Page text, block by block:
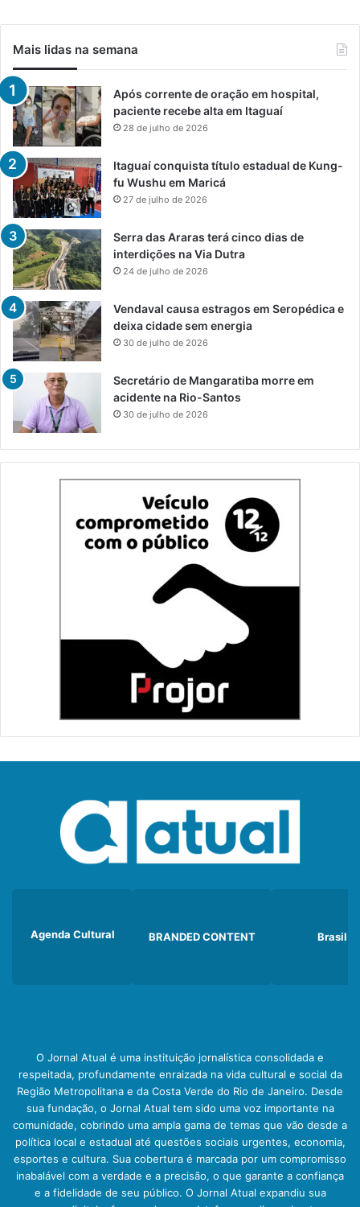
Mais lidas na semana
Após corrente de oração em hospital,
paciente recebe alta em Itaguaí
28 de julho de 2026
Itaguaí conquista título estadual de Kung-
fu Wushu em Maricá
27 de julho de 2026
Serra das Araras terá cinco dias de
interdições na Via Dutra
24 de julho de 2026
Vendaval causa estragos em Seropédica e
deixa cidade sem energia
30 de julho de 2026
Secretário de Mangaratiba morre em
acidente na Rio-Santos
30 de julho de 2026
Agenda Cultural BRANDED CONTENT Brasil
O Jornal Atual é uma instituição jornalística consolidada e
respeitada, profundamente enraizada na vida cultural e social da
Região Metropolitana e da Costa Verde do Rio de Janeiro. Desde
sua fundação, o Jornal Atual tem sido uma voz importante na
comunidade, cobrindo uma ampla gama de temas que vão desde a
política local e estadual até questões sociais urgentes, economia,
esportes e cultura. Sua cobertura é marcada por um compromisso
inabalável com a verdade e a precisão, o que garante a confiança
e a fidelidade de seu público. O Jornal Atual expandiu sua